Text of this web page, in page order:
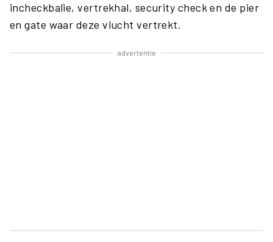
incheckbalie, vertrekhal, security check en de pier
en gate waar deze vlucht vertrekt.
advertentie